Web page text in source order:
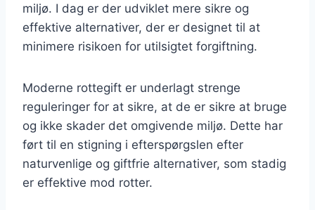
miljø. I dag er der udviklet mere sikre og
effektive alternativer, der er designet til at
minimere risikoen for utilsigtet forgiftning.
Moderne rottegift er underlagt strenge
reguleringer for at sikre, at de er sikre at bruge
og ikke skader det omgivende miljø. Dette har
ført til en stigning i efterspørgslen efter
naturvenlige og giftfrie alternativer, som stadig
er effektive mod rotter.